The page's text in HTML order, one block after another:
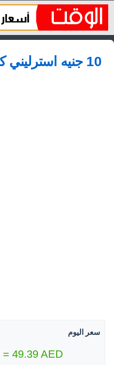
الليرة السورية
الجنيه المصري
10 جنيه استرليني كم درهم إماراتي
سعر اليوم
= 49.39 AED